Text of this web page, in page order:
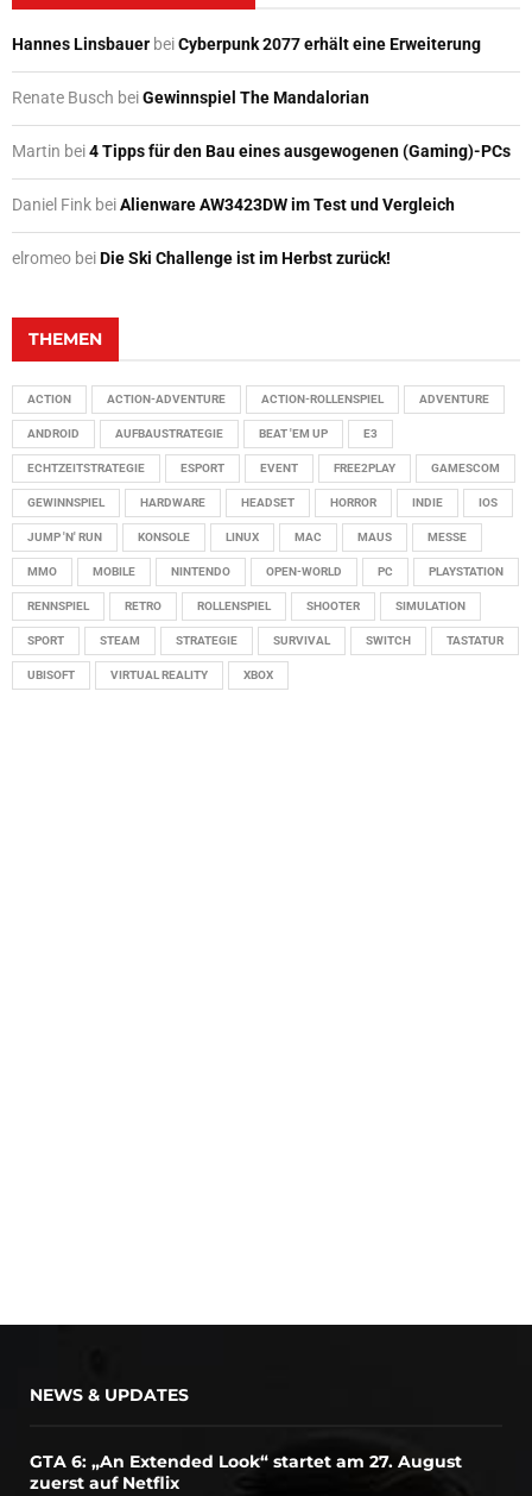
Hannes Linsbauer beiCyberpunk 2077 erhält eine Erweiterung
Renate Busch beiGewinnspiel The Mandalorian
Martin bei4 Tipps für den Bau eines ausgewogenen (Gaming)-PCs
Daniel Fink beiAlienware AW3423DW im Test und Vergleich
elromeo beiDie Ski Challenge ist im Herbst zurück!
THEMEN
ACTION ACTION-ADVENTURE ACTION-ROLLENSPIEL ADVENTURE
ANDROID AUFBAUSTRATEGIE BEAT 'EM UP E3
ECHTZEITSTRATEGIE ESPORT EVENT FREE2PLAY GAMESCOM
GEWINNSPIEL HARDWARE HEADSET HORROR INDIE IOS
JUMP 'N' RUN KONSOLE LINUX MAC MAUS MESSE
MMO MOBILE NINTENDO OPEN-WORLD PC PLAYSTATION
RENNSPIEL RETRO ROLLENSPIEL SHOOTER SIMULATION
SPORT STEAM STRATEGIE SURVIVAL SWITCH TASTATUR
UBISOFT VIRTUAL REALITY XBOX
NEWS & UPDATES
GTA 6: „An Extended Look“ startet am 27. August
zuerst auf Netflix